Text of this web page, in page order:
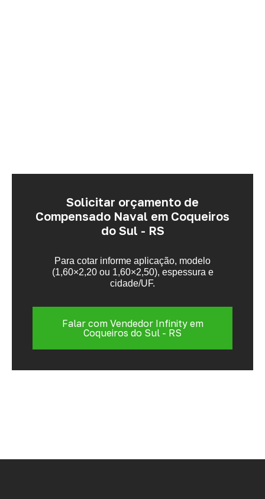
Solicitar orçamento de
Compensado Naval em Coqueiros
do Sul - RS
Para cotar informe aplicação, modelo
(1,60×2,20 ou 1,60×2,50), espessura e
cidade/UF.
Falar com Vendedor Infinity em
Coqueiros do Sul - RS